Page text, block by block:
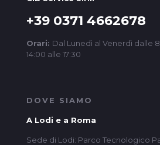
+39 0371 4662678
Orari: Dal Lunedì al Venerdì dalle
14:00 alle 17:30
DOVE SIAMO
A Lodi e a Roma
Sede di Lodi: Parco Tecnologico